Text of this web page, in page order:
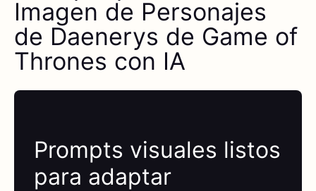
Imagen de Personajes
de Daenerys de Game of
Thrones con IA
Prompts visuales listos
para adaptar